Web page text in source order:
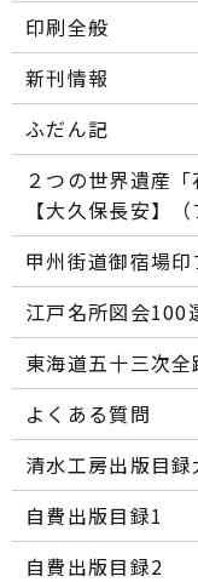
印刷全般
新刊情報
ふだん記
２つの世界遺産
【大久保長安】
甲州街道御宿場
江戸名所図会100
東海道五十三次全
よくある質問
清水工房出版目録
自費出版目録1
自費出版目録2